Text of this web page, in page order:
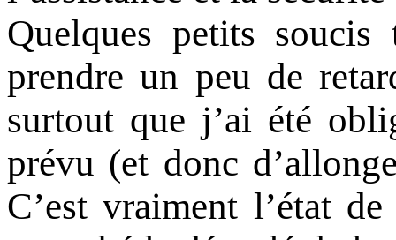
Quelques petits
prendre un peu de
surtout que j’ai été
prévu (et donc
C’est vraiment l’état